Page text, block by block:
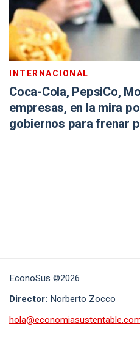
INTERNACIONAL
Coca-Cola, PepsiCo,
empresas, en la mira
gobiernos para frenar
EconoSus ©2026
Director: Norberto Zocco